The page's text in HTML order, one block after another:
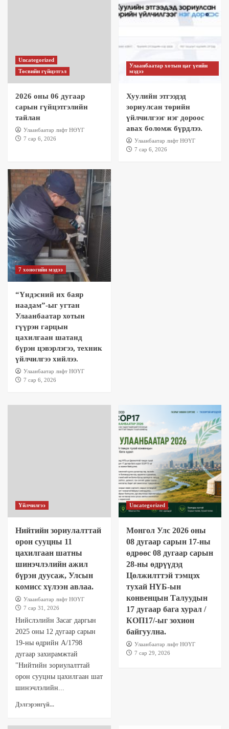
Uncategorized
Төсвийн гүйцэтгэл
2026 оны 06 дугаар
сарын гүйцэтгэлийн
тайлан
Улаанбаатар лифт НӨҮГ
7 сар 6, 2026
Улаанбаатар хотын цаг үеийн
мэдээ
Хуулийн этгээдэд
зориулсан төрийн
үйлчилгээг нэг дороос
авах боломж бүрдлээ.
Улаанбаатар лифт НӨҮГ
7 сар 6, 2026
7 хоногийн мэдээ
“Үндэсний их баяр
наадам”-ыг угтан
Улаанбаатар хотын
гүүрэн гарцын
цахилгаан шатанд
бүрэн цэвэрлэгээ, техник
үйлчилгээ хийлээ.
Улаанбаатар лифт НӨҮГ
7 сар 6, 2026
Үйлчилгээ
Нийтийн зориулалттай
орон сууцны 11
цахилгаан шатны
шинэчлэлийн ажил
бүрэн дуусаж, Улсын
комисс хүлээн авлаа.
Улаанбаатар лифт НӨҮГ
7 сар 31, 2026
Нийслэлийн Засаг даргын
2025 оны 12 дугаар сарын
19-ны өдрийн А/1798
дугаар захирамжтай
"Нийтийн зориулалттай
орон сууцны цахилгаан шат
шинэчлэлийн...
Дэлгэрэнгүй...
Uncategorized
Монгол Улс 2026 оны
08 дугаар сарын 17-ны
өдрөөс 08 дугаар сарын
28-ны өдрүүдэд
Цөлжилттэй тэмцэх
тухай НҮБ-ын
конвенцын Талуудын
17 дугаар бага хурал /
КОП17/-ыг зохион
байгуулна.
Улаанбаатар лифт НӨҮГ
7 сар 29, 2026